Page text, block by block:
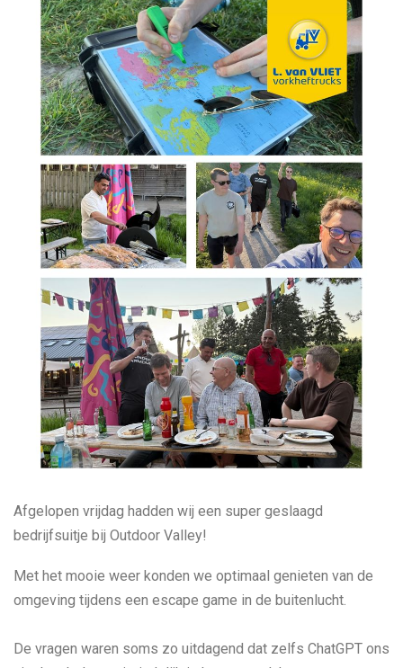
Afgelopen vrijdag hadden wij een super geslaagd
bedrijfsuitje bij Outdoor Valley!
Met het mooie weer konden we optimaal genieten van de
omgeving tijdens een escape game in de buitenlucht.
De vragen waren soms zo uitdagend dat zelfs ChatGPT ons